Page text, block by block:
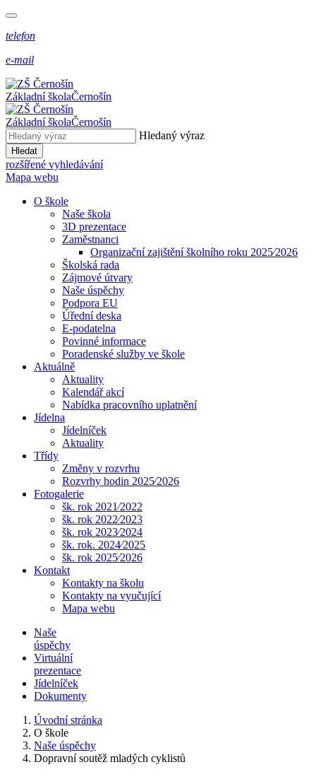
telefon
e-mail
Základní školaČernošín
Základní školaČernošín
Hledaný výraz
Hledat
rozšířené vyhledávání
Mapa webu
O škole
Naše škola
3D prezentace
Zaměstnanci
Organizační zajištění školního roku 2025⁄2026
Školská rada
Zájmové útvary
Naše úspěchy
Podpora EU
Úřední deska
E-podatelna
Povinné informace
Poradenské služby ve škole
Aktuálně
Aktuality
Kalendář akcí
Nabídka pracovního uplatnění
Jídelna
Jídelníček
Aktuality
Třídy
Změny v rozvrhu
Rozvrhy hodin 2025⁄2026
Fotogalerie
šk. rok 2021⁄2022
šk. rok 2022⁄2023
šk. rok 2023⁄2024
šk. rok. 2024⁄2025
šk. rok 2025⁄2026
Kontakt
Kontakty na školu
Kontakty na vyučující
Mapa webu
Naše
úspěchy
Virtuální
prezentace
Jídelníček
Dokumenty
Úvodní stránka
O škole
Naše úspěchy
Dopravní soutěž mladých cyklistů